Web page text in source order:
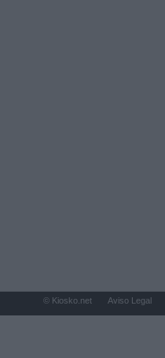
© Kiosko.net Aviso Legal